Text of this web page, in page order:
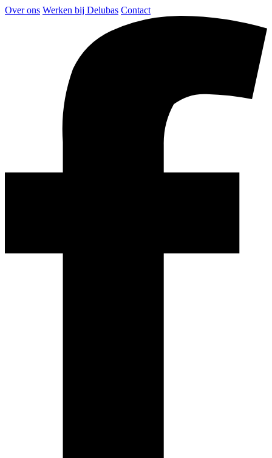
Over ons Werken bij Delubas Contact